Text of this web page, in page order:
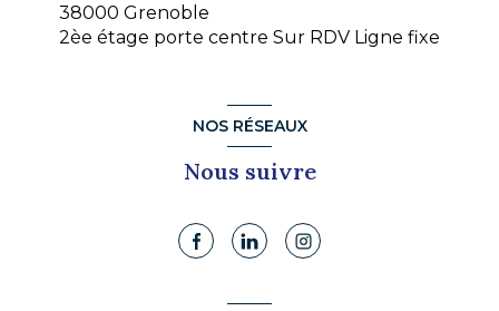
38000 Grenoble
2èe étage porte centre Sur RDV Ligne fixe
NOS RÉSEAUX
Nous suivre